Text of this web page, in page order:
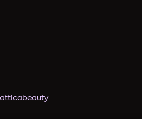
atticabeauty